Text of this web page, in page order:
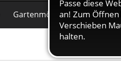
Gartenmöbel Schirme